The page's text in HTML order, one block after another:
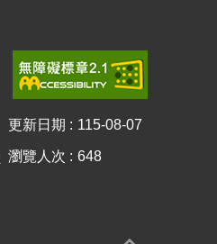
更新日期 115-08-07
瀏覽人次 648